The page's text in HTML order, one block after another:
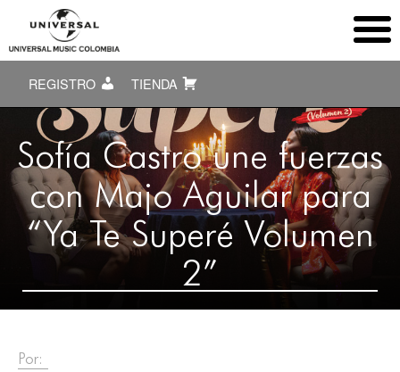
REGISTRO TIENDA
Sofía Castro une fuerzas
con Majo Aguilar para
“Ya Te Superé Volumen
2”
Por: